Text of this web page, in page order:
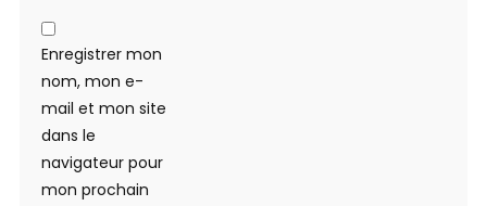
Enregistrer mon
nom, mon e-
mail et mon site
dans le
navigateur pour
mon prochain